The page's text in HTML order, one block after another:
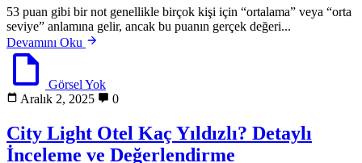
53 puan gibi bir not genellikle birçok kişi için “ortalama” veya “orta
seviye” anlamına gelir, ancak bu puanın gerçek değeri...
Devamını Oku
Görsel Yok
Aralık 2, 2025
0
City Light Otel Kaç Yıldızlı? Detaylı
İnceleme ve Değerlendirme